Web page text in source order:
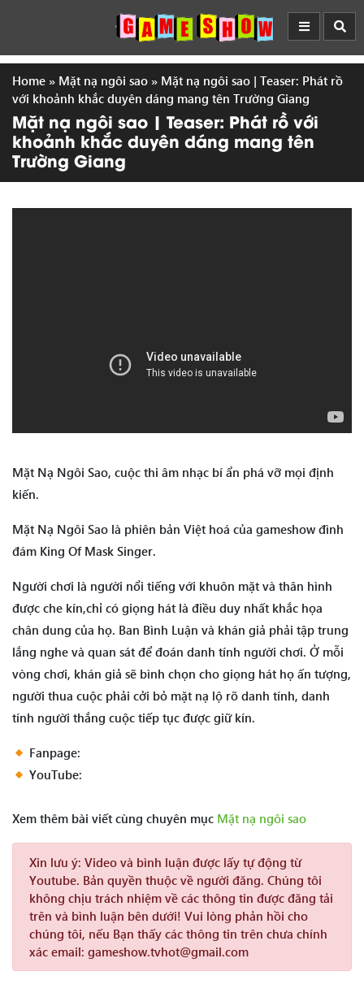
Home » Mặt nạ ngôi sao » Mặt nạ ngôi sao | Teaser: Phát rồ
với khoảnh khắc duyên dáng mang tên Trường Giang
Mặt nạ ngôi sao | Teaser: Phát rồ với
khoảnh khắc duyên dáng mang tên
Trường Giang
Mặt Nạ Ngôi Sao, cuộc thi âm nhạc bí ẩn phá vỡ mọi định
kiến.
Mặt Nạ Ngôi Sao là phiên bản Việt hoá của gameshow đình
đám King Of Mask Singer.
Người chơi là người nổi tiếng với khuôn mặt và thân hình
được che kín,chỉ có giọng hát là điều duy nhất khắc họa
chân dung của họ. Ban Bình Luận và khán giả phải tập trung
lắng nghe và quan sát để đoán danh tính người chơi. Ở mỗi
vòng chơi, khán giả sẽ bình chọn cho giọng hát họ ấn tượng,
người thua cuộc phải cởi bỏ mặt nạ lộ rõ danh tính, danh
tính người thắng cuộc tiếp tục được giữ kín.
Fanpage:
YouTube:
Xem thêm bài viết cùng chuyên mục Mặt nạ ngôi sao
Xin lưu ý: Video và bình luận được lấy tự động từ
Youtube. Bản quyền thuộc về người đăng. Chúng tôi
không chịu trách nhiệm về các thông tin được đăng tải
trên và bình luận bên dưới! Vui lòng phản hồi cho
chúng tôi, nếu Bạn thấy các thông tin trên chưa chính
xác email: gameshow.tvhot@gmail.com